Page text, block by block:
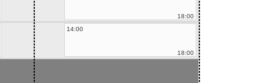
18:00
14:00
18:00